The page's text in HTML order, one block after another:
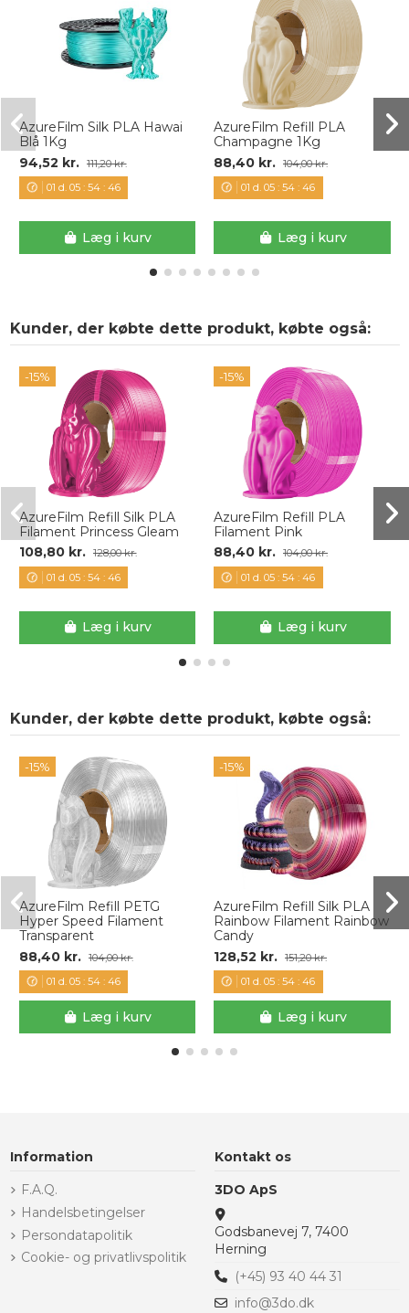
AzureFilm Silk PLA Hawai
Blå 1Kg
94,52 kr.
111,20 kr.
01 d. 05: 54: 46
Læg i kurv
AzureFilm Refill PLA
Champagne 1Kg
88,40 kr. 104,00 kr.
01 d. 05 :54 :46
Læg i kurv
Kunder, der købte dette produkt, købte også:
-15%
AzureFilm Refill Silk PLA
Filament Princess Gleam
108,80 kr.
128,00 kr.
01 d. 05: 54: 46
Læg i kurv
-15%
AzureFilm Refill PLA
Filament Pink
88,40 kr. 104,00 kr.
01 d. 05 :54 :46
Læg i kurv
Kunder, der købte dette produkt, købte også:
-15%
AzureFilm Refill PETG
Hyper Speed Filament
Transparent
88,40 kr.
104,00 kr.
01 d. 05: 54: 46
Læg i kurv
-15%
AzureFilm Refill Silk PLA
Rainbow Filament Rainbow
Candy
128,52 kr. 151,20 kr.
01 d. 05 :54 :46
Læg i kurv
Information
F.A.Q.
Handelsbetingelser
Persondatapolitik
Cookie- og privatlivspolitik
Kontakt os
3DO ApS
Godsbanevej 7, 7400
Herning
(+45) 93 40 44 31
info@3do.dk